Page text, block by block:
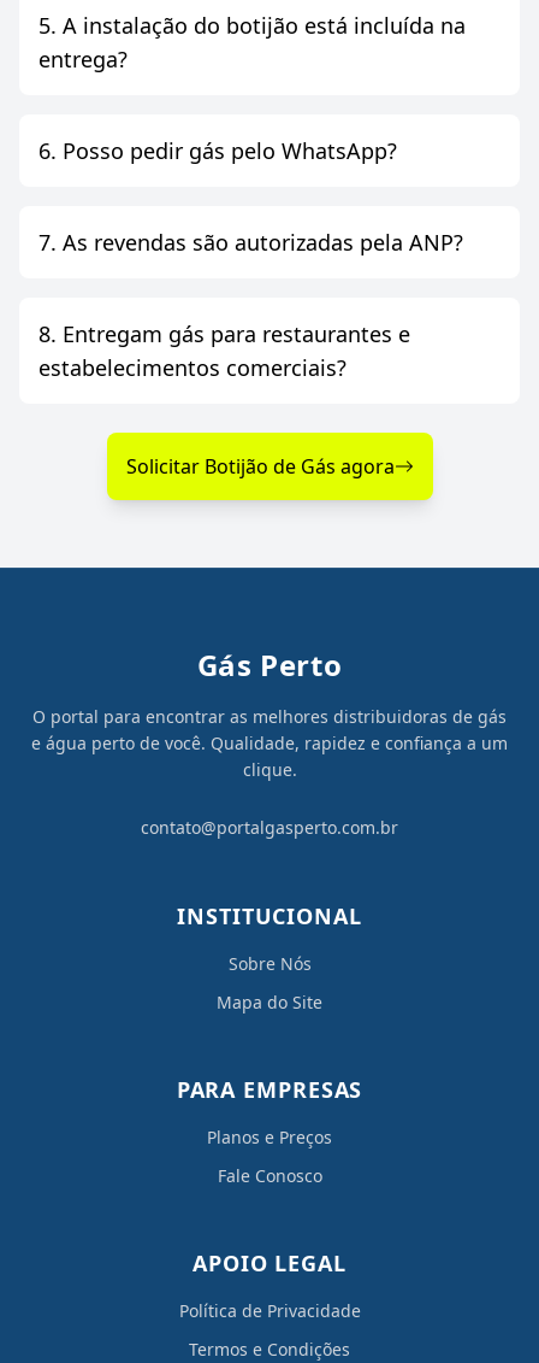
5. A instalação do botijão está incluída na
entrega?
6. Posso pedir gás pelo WhatsApp?
7. As revendas são autorizadas pela ANP?
8. Entregam gás para restaurantes e
estabelecimentos comerciais?
Solicitar Botijão de Gás agora
Gás Perto
O portal para encontrar as melhores distribuidoras de gás
e água perto de você. Qualidade, rapidez e confiança a um
clique.
contato@portalgasperto.com.br
INSTITUCIONAL
Sobre Nós
Mapa do Site
PARA EMPRESAS
Planos e Preços
Fale Conosco
APOIO LEGAL
Política de Privacidade
Termos e Condições